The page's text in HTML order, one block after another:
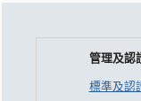
管理及認
標準及認